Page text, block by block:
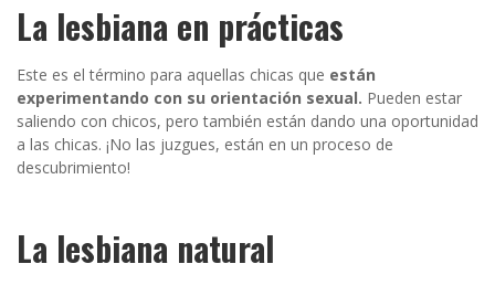
La lesbiana en prácticas
Este es el término para aquellas chicas que están
experimentando con su orientación sexual. Pueden estar
saliendo con chicos, pero también están dando una oportunidad
a las chicas. ¡No las juzgues, están en un proceso de
descubrimiento!
La lesbiana natural